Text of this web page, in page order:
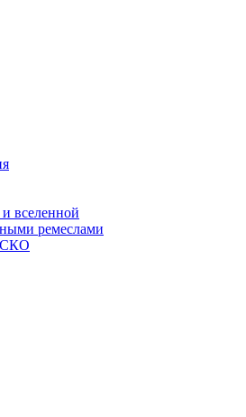
вселенной
ремеслами